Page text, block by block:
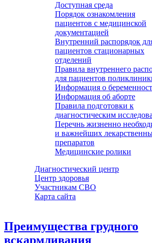
Доступная среда
Порядок ознакомления
пациентов с медицинской
документацией
Внутренний распорядок
пациентов стационарных
отделений
Правила внутреннего
для пациентов
Информация о
Информация об аборте
Правила подготовки к
диагностическим
Перечнь жизненно
и важнейших
препаратов
Медицинские ролики
Диагностический центр
Центр здоровья
Участникам СВО
Карта сайта
Преимущества грудного
вскармливания